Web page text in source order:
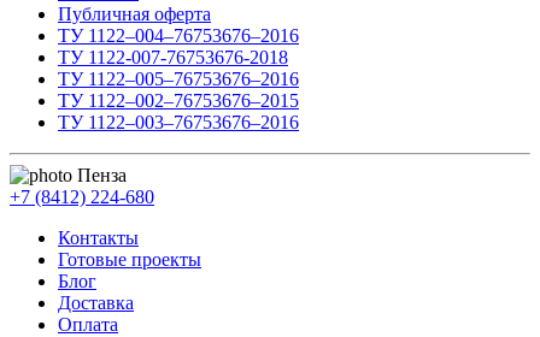
Публичная оферта
ТУ 1122–004–76753676–2016
ТУ 1122-007-76753676-2018
ТУ 1122–005–76753676–2016
ТУ 1122–002–76753676–2015
ТУ 1122–003–76753676–2016
Пенза
+7 (8412) 224-680
Контакты
Готовые проекты
Блог
Доставка
Оплата